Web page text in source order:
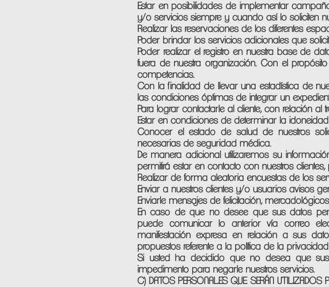
Estar en posibilidades de implementar
y/o servicios siempre y cuando así lo soliciten
Realizar las reservaciones de los diferentes
Poder brindar los servicios adicionales que
Poder realizar el registro en nuestra base de
fuera de nuestra organización. Con el
competencias.
Con la finalidad de llevar una estadística de
las condiciones óptimas de integrar un
Para lograr contactarle al cliente, con relación
Estar en condiciones de determinar la
Conocer el estado de salud de nuestros
necesarias de seguridad médica.
De manera adicional utilizaremos su
permitirá estar en contacto con nuestros
Realizar de forma aleatoria encuestas de los
Enviar a nuestros clientes y/o usuarios avisos
Enviarle mensajes de felicitación,
En caso de que no desee que sus datos
puede comunicar lo anterior vía correo
manifestación expresa en relación a sus
propuestos referente a la política de la
Si usted ha decidido que no desea que
impedimento para negarle nuestros servicios.
C) DATOS PERSONALES QUE SERÁN UTILIZADOS